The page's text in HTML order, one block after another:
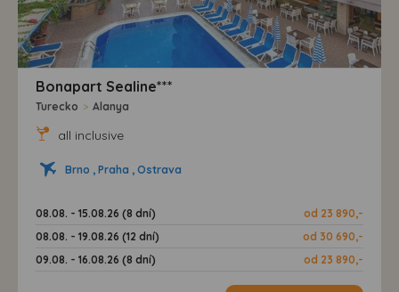
Bonapart Sealine***
Turecko > Alanya
all inclusive
Brno , Praha , Ostrava
08.08. - 15.08.26 (8 dní)
od 23 890,-
08.08. - 19.08.26 (12 dní)
od 30 690,-
09.08. - 16.08.26 (8 dní)
od 23 890,-